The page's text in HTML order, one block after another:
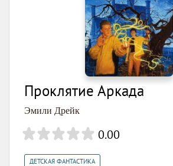
Проклятие Аркада
Эмили Дрейк
0.00
ДЕТСКАЯ ФАНТАСТИКА